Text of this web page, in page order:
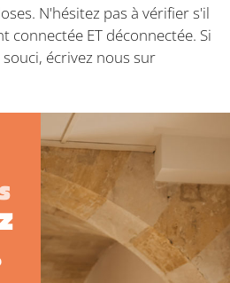
N'hésitez pas à vérifier s'il
connectée ET déconnectée. Si
écrivez nous sur